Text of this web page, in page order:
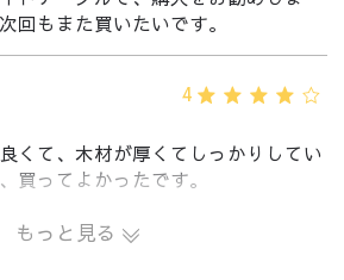
回もまた買いたいです。
4
くて、木材が厚くてしっかりしてい
買ってよかったです。
もっと見る